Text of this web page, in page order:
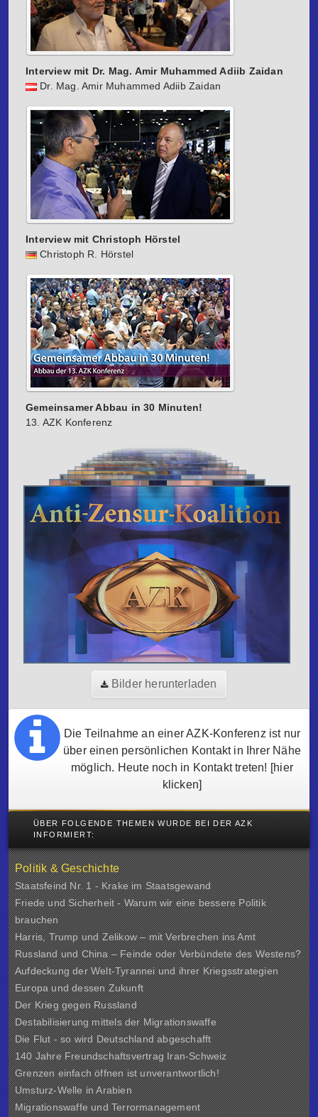
Interview mit Dr. Mag. Amir Muhammed Adiib Zaidan
Dr. Mag. Amir Muhammed Adiib Zaidan
Interview mit Christoph Hörstel
Christoph R. Hörstel
Gemeinsamer Abbau in 30 Minuten!
13. AZK Konferenz
Bilder herunterladen
Die Teilnahme an einer AZK-Konferenz ist nur
über einen persönlichen Kontakt in Ihrer Nähe
möglich. Heute noch in Kontakt treten! [hier
klicken]
ÜBER FOLGENDE THEMEN WURDE BEI DER AZK
INFORMIERT:
Politik & Geschichte
Staatsfeind Nr. 1 - Krake im Staatsgewand
Friede und Sicherheit - Warum wir eine bessere Politik
brauchen
Harris, Trump und Zelikow – mit Verbrechen ins Amt
Russland und China – Feinde oder Verbündete des Westens?
Aufdeckung der Welt-Tyrannei und ihrer Kriegsstrategien
Europa und dessen Zukunft
Der Krieg gegen Russland
Destabilisierung mittels der Migrationswaffe
Die Flut - so wird Deutschland abgeschafft
140 Jahre Freundschaftsvertrag Iran-Schweiz
Grenzen einfach öffnen ist unverantwortlich!
Umsturz-Welle in Arabien
Migrationswaffe und Terrormanagement